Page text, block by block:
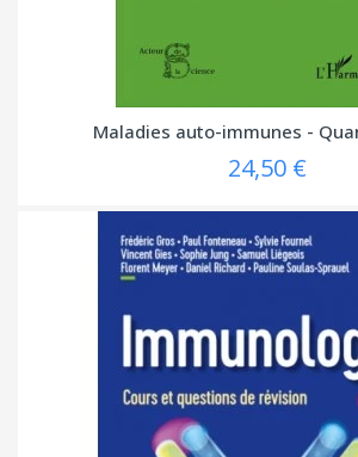
Maladies auto-immunes -
24,50 €